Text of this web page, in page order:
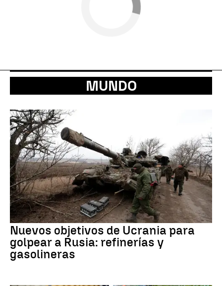
MUNDO
Nuevos objetivos de Ucrania para
golpear a Rusia: refinerías y
gasolineras